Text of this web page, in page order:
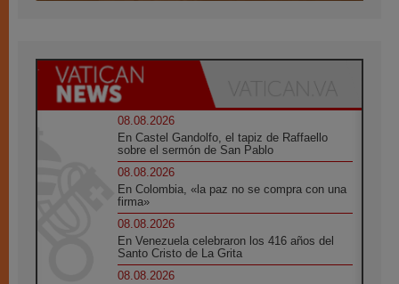
08.08.2026
En Castel Gandolfo, el tapiz de Raffaello
sobre el sermón de San Pablo
08.08.2026
En Colombia, «la paz no se compra con una
firma»
08.08.2026
En Venezuela celebraron los 416 años del
Santo Cristo de La Grita
08.08.2026